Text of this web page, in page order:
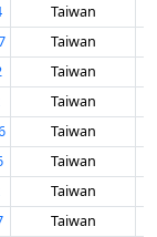
Taiwan
Taiwan
Taiwan
Taiwan
Taiwan
Taiwan
Taiwan
Taiwan